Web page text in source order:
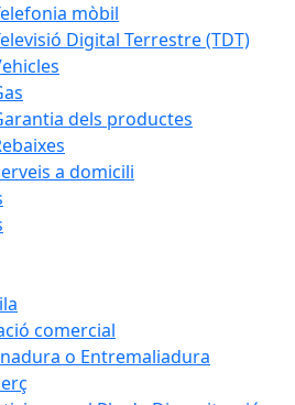
mòbil
Digital Terrestre (TDT)
dels productes
a domicili
comercial
o Entremaliadura